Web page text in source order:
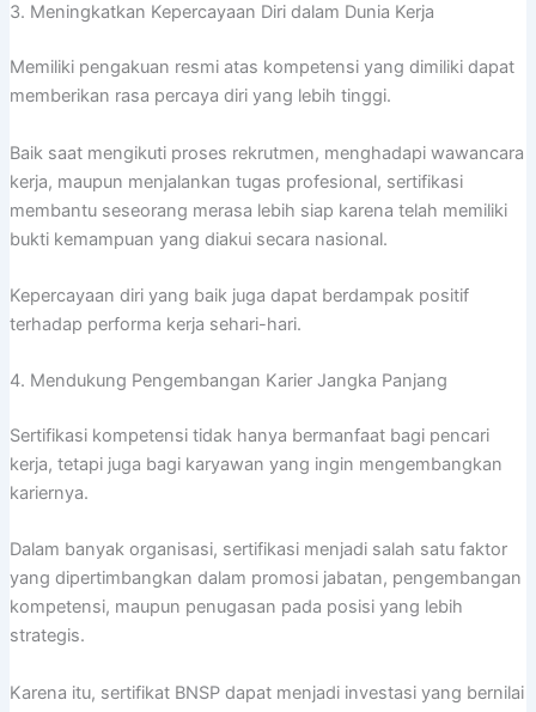
3. Meningkatkan Kepercayaan Diri dalam Dunia Kerja
Memiliki pengakuan resmi atas kompetensi yang dimiliki dapat
memberikan rasa percaya diri yang lebih tinggi.
Baik saat mengikuti proses rekrutmen, menghadapi wawancara
kerja, maupun menjalankan tugas profesional, sertifikasi
membantu seseorang merasa lebih siap karena telah memiliki
bukti kemampuan yang diakui secara nasional.
Kepercayaan diri yang baik juga dapat berdampak positif
terhadap performa kerja sehari-hari.
4. Mendukung Pengembangan Karier Jangka Panjang
Sertifikasi kompetensi tidak hanya bermanfaat bagi pencari
kerja, tetapi juga bagi karyawan yang ingin mengembangkan
kariernya.
Dalam banyak organisasi, sertifikasi menjadi salah satu faktor
yang dipertimbangkan dalam promosi jabatan, pengembangan
kompetensi, maupun penugasan pada posisi yang lebih
strategis.
Karena itu, sertifikat BNSP dapat menjadi investasi yang bernilai